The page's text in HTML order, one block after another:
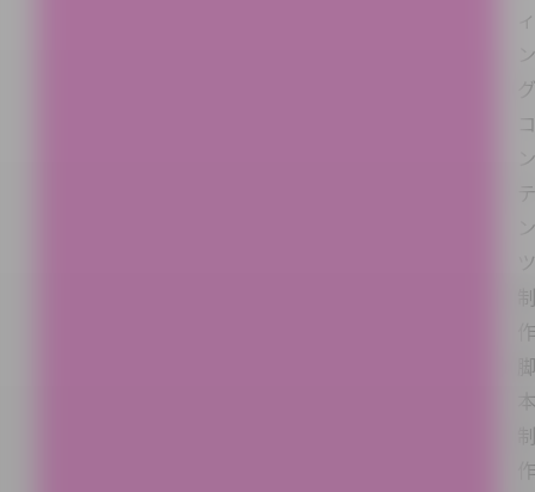
ィ
ン
グ
コ
ン
テ
ン
ツ
制
作
脚
本
制
作